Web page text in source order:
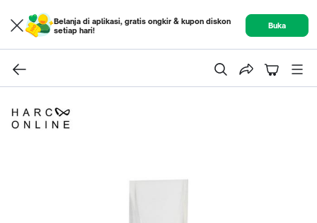
Belanja di aplikasi, gratis ongkir & kupon diskon
setiap hari!
Buka